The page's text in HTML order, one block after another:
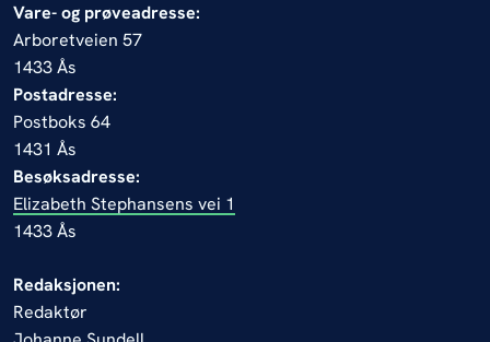
Vare- og prøveadresse:
Arboretveien 57
1433 Ås
Postadresse:
Postboks 64
1431 Ås
Besøksadresse:
Elizabeth Stephansens vei 1
1433 Ås
Redaksjonen:
Redaktør